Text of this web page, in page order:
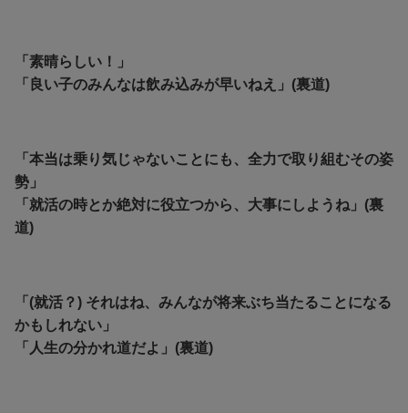
「素晴らしい！」
「良い子のみんなは飲み込みが早いねえ」(裏道)
「本当は乗り気じゃないことにも、全力で取り組むその姿
勢」
「就活の時とか絶対に役立つから、大事にしようね」(裏
道)
「(就活？) それはね、みんなが将来ぶち当たることになる
かもしれない」
「人生の分かれ道だよ」(裏道)